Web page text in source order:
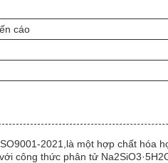
cáo
2021,là một hợp chất hóa
công thức phân tử